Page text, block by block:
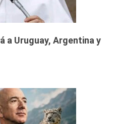
a Uruguay, Argentina y